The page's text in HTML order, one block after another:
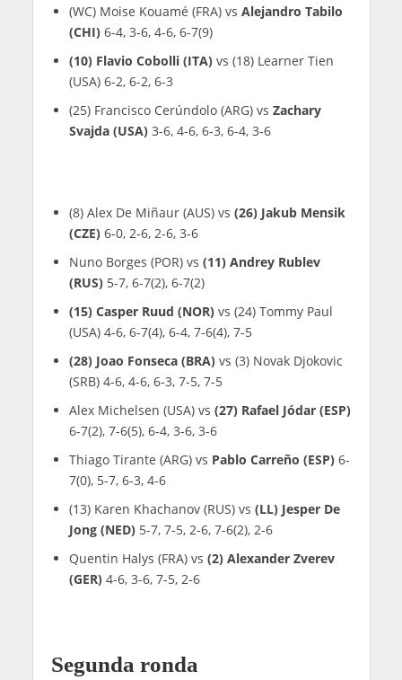
(WC) Moise Kouamé (FRA) vs Alejandro Tabilo
(CHI)6-4, 3-6, 4-6, 6-7(9)
(10) Flavio Cobolli (ITA)vs (18) Learner Tien
(USA) 6-2, 6-2, 6-3
(25) Francisco Cerúndolo (ARG) vs Zachary
Svajda (USA)3-6, 4-6, 6-3, 6-4, 3-6
(8) Alex De Miñaur (AUS) vs (26) Jakub Mensik
(CZE)6-0, 2-6, 2-6, 3-6
Nuno Borges (POR) vs (11) Andrey Rublev
(RUS)5-7, 6-7(2), 6-7(2)
(15) Casper Ruud (NOR)vs (24) Tommy Paul
(USA) 4-6, 6-7(4), 6-4, 7-6(4), 7-5
(28) Joao Fonseca (BRA)vs (3) Novak Djokovic
(SRB) 4-6, 4-6, 6-3, 7-5, 7-5
Alex Michelsen (USA) vs (27) Rafael Jódar (ESP)
6-7(2), 7-6(5), 6-4, 3-6, 3-6
Thiago Tirante (ARG) vs Pablo Carreño (ESP)6-
7(0), 5-7, 6-3, 4-6
(13) Karen Khachanov (RUS) vs (LL) Jesper De
Jong (NED)5-7, 7-5, 2-6, 7-6(2), 2-6
Quentin Halys (FRA) vs (2) Alexander Zverev
(GER)4-6, 3-6, 7-5, 2-6
Segunda ronda